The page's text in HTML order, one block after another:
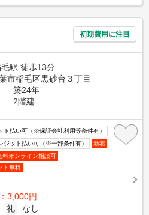
初期費用に注目
駅 徒歩13分
市稲毛区黒砂台３丁目
築24年
2階建
ト払い可（※保証会社利用等条件有）
ジット払い可（※一部条件有）
新着
料オンライン相談可
ト無料
3,000円
礼
なし